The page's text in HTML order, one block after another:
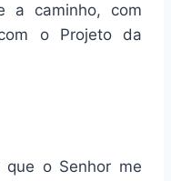
a caminho, com
o Projeto da
o Senhor me